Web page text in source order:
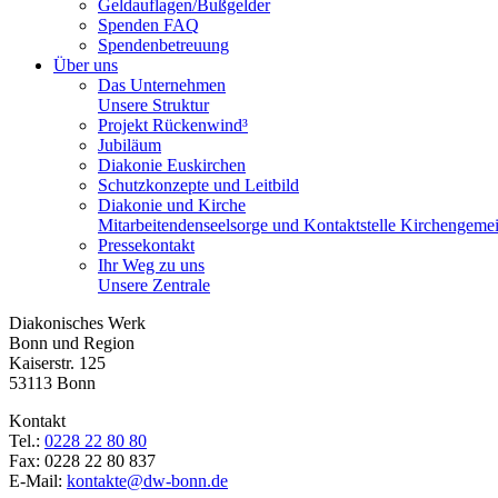
Geldauflagen/Bußgelder
Spenden FAQ
Spendenbetreuung
Über uns
Das Unternehmen
Unsere Struktur
Projekt Rückenwind³
Jubiläum
Diakonie Euskirchen
Schutzkonzepte und Leitbild
Diakonie und Kirche
Mitarbeitendenseelsorge und Kontaktstelle
Pressekontakt
Ihr Weg zu uns
Unsere Zentrale
Diakonisches Werk
Bonn und Region
Kaiserstr. 125
53113 Bonn
Kontakt
Tel.: 0228 22 80 80
Fax: 0228 22 80 837
E-Mail: kontakte@dw-bonn.de